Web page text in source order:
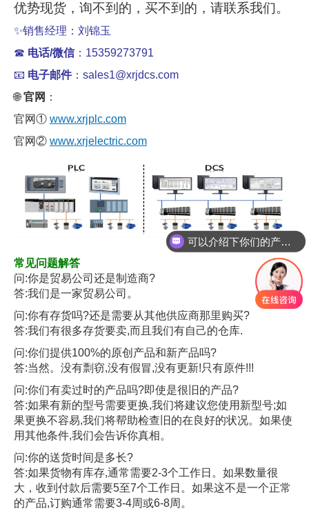
优势现货，询不到的，买不到的，请联系我们。
✨销售经理：刘锦玉
☎ 电话/微信：15359273791
📧 电子邮件：sales1@xrjdcs.com
🌐官网 ：
官网① www.xrjplc.com
官网② www.xrjelectric.com
常见问题解答
问:你是贸易公司还是制造商?
答:我们是一家贸易公司。
问:你有存货吗?还是需要从其他供应商那里购买?
答:我们有很多存货要卖,而且我们有自己的仓库.
问:你们提供100%的原创产品和新产品吗?
答:当然。没有剽窃,没有假冒,没有更新!只有原件!!!
问:你们有卖过时的产品吗?即使是很旧的产品?
答:如果有新的型号需要更换,我们将建议您使用新型号;如
果更换不容易,我们将帮助检查旧的在良好的状况。如果使
用其他条件,我们会告诉你真相。
问:你的送货时间是多长?
答:如果货物有库存,通常需要2-3个工作日。如果数量很
大，收到付款后需要5至7个工作日。如果这不是一个正常
的产品,订购通常需要3-4周或6-8周。
可以介绍下你们的产品么
你们是怎么收费的呢